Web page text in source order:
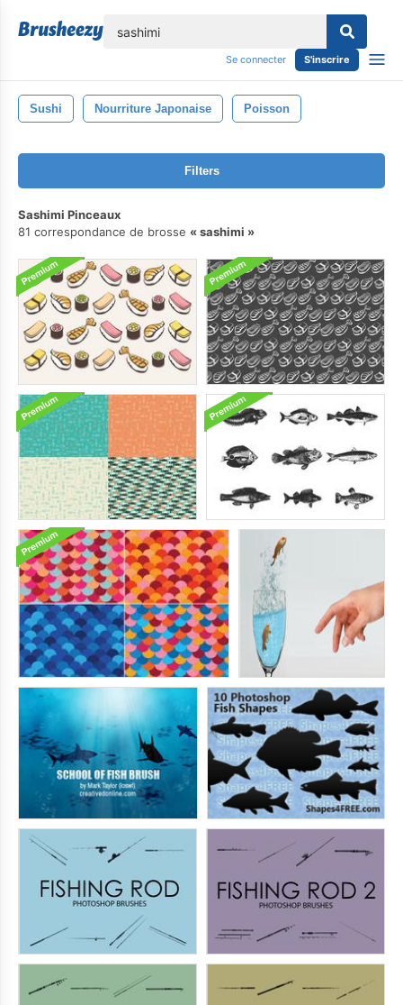
Se connecter S'inscrire
Sushi Nourriture Japonaise Poisson
Filters
Sashimi Pinceaux
81 correspondance de brosse
sashimi